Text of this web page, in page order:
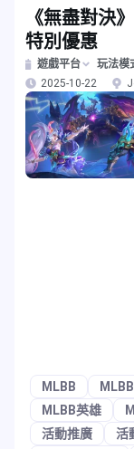
《無盡對決
特別優惠
遊戲平台
玩法模
2025-10-22
MLBB
MLBB英雄
活動推廣
活